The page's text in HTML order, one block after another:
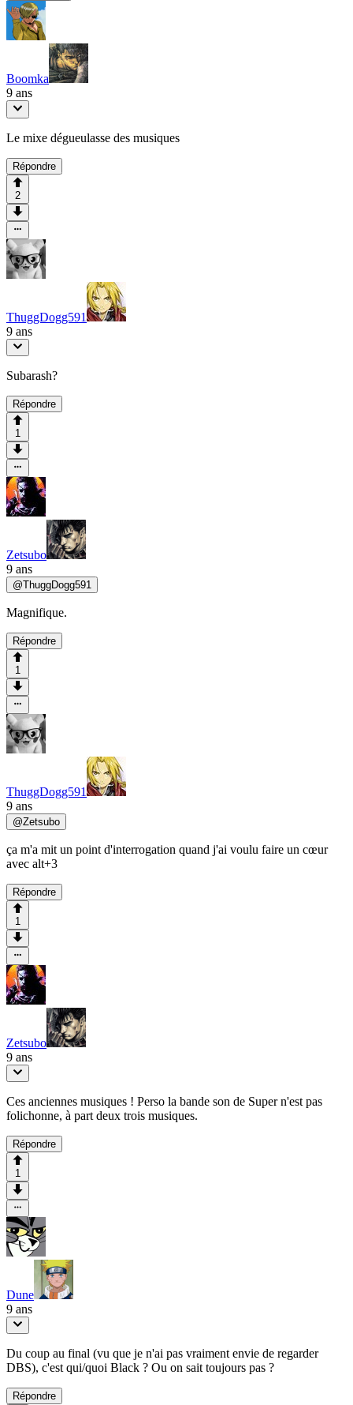
Boomka
9 ans
Le mixe dégueulasse des musiques
Répondre
2
ThuggDogg591
9 ans
Subarash?
Répondre
1
Zetsubo
9 ans
@ThuggDogg591
Magnifique.
Répondre
1
ThuggDogg591
9 ans
@Zetsubo
ça m'a mit un point d'interrogation quand j'ai voulu faire un cœur
avec alt+3
Répondre
1
Zetsubo
9 ans
Ces anciennes musiques ! Perso la bande son de Super n'est pas
folichonne, à part deux trois musiques.
Répondre
1
Dune
9 ans
Du coup au final (vu que je n'ai pas vraiment envie de regarder
DBS), c'est qui/quoi Black ? Ou on sait toujours pas ?
Répondre